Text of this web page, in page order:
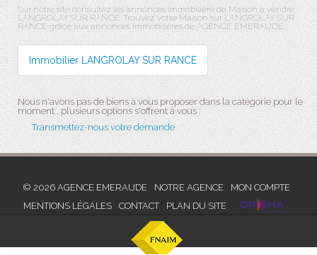
Sur notre site consultez les annonces immobilière de Maison à vendre
LANGROLAY SUR RANCE. Trouvez votre Maison sur LANGROLAY SUR
RANCE grâce aux annonces immobilières de AGENCE EMERAUDE.
Immobilier LANGROLAY SUR RANCE
Nous n'avons pas de biens à vous proposer dans la catégorie pour le
moment , plusieurs options s'offrent à vous :
Transmettez-nous votre demande
© 2026 AGENCE EMERAUDE NOTRE AGENCE
MON COMPTE
MENTIONS LÉGALES
CONTACT PLAN DU SITE